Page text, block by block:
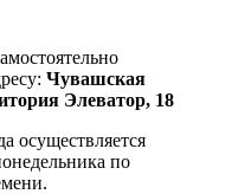
Чувашская
Элеватор, 18
осуществляется
по